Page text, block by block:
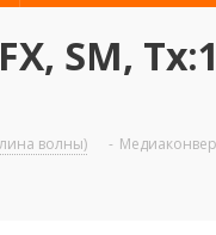
SM,
волны) -